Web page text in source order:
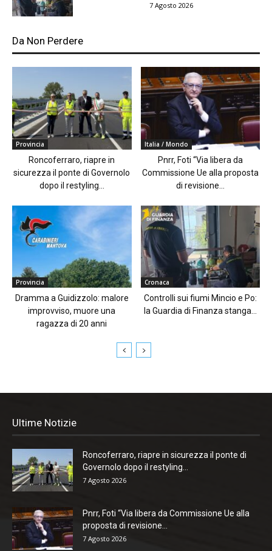
7 Agosto 2026
Da Non Perdere
Provincia
Roncoferraro, riapre in
sicurezza il ponte di Governolo
dopo il restyling...
Italia / Mondo
Pnrr, Foti “Via libera da
Commissione Ue alla proposta
di revisione...
Provincia
Dramma a Guidizzolo: malore
improvviso, muore una
ragazza di 20 anni
Cronaca
Controlli sui fiumi Mincio e Po:
la Guardia di Finanza stanga...
Ultime Notizie
Roncoferraro, riapre in sicurezza il ponte di
Governolo dopo il restyling...
7 Agosto 2026
Pnrr, Foti “Via libera da Commissione Ue alla
proposta di revisione...
7 Agosto 2026